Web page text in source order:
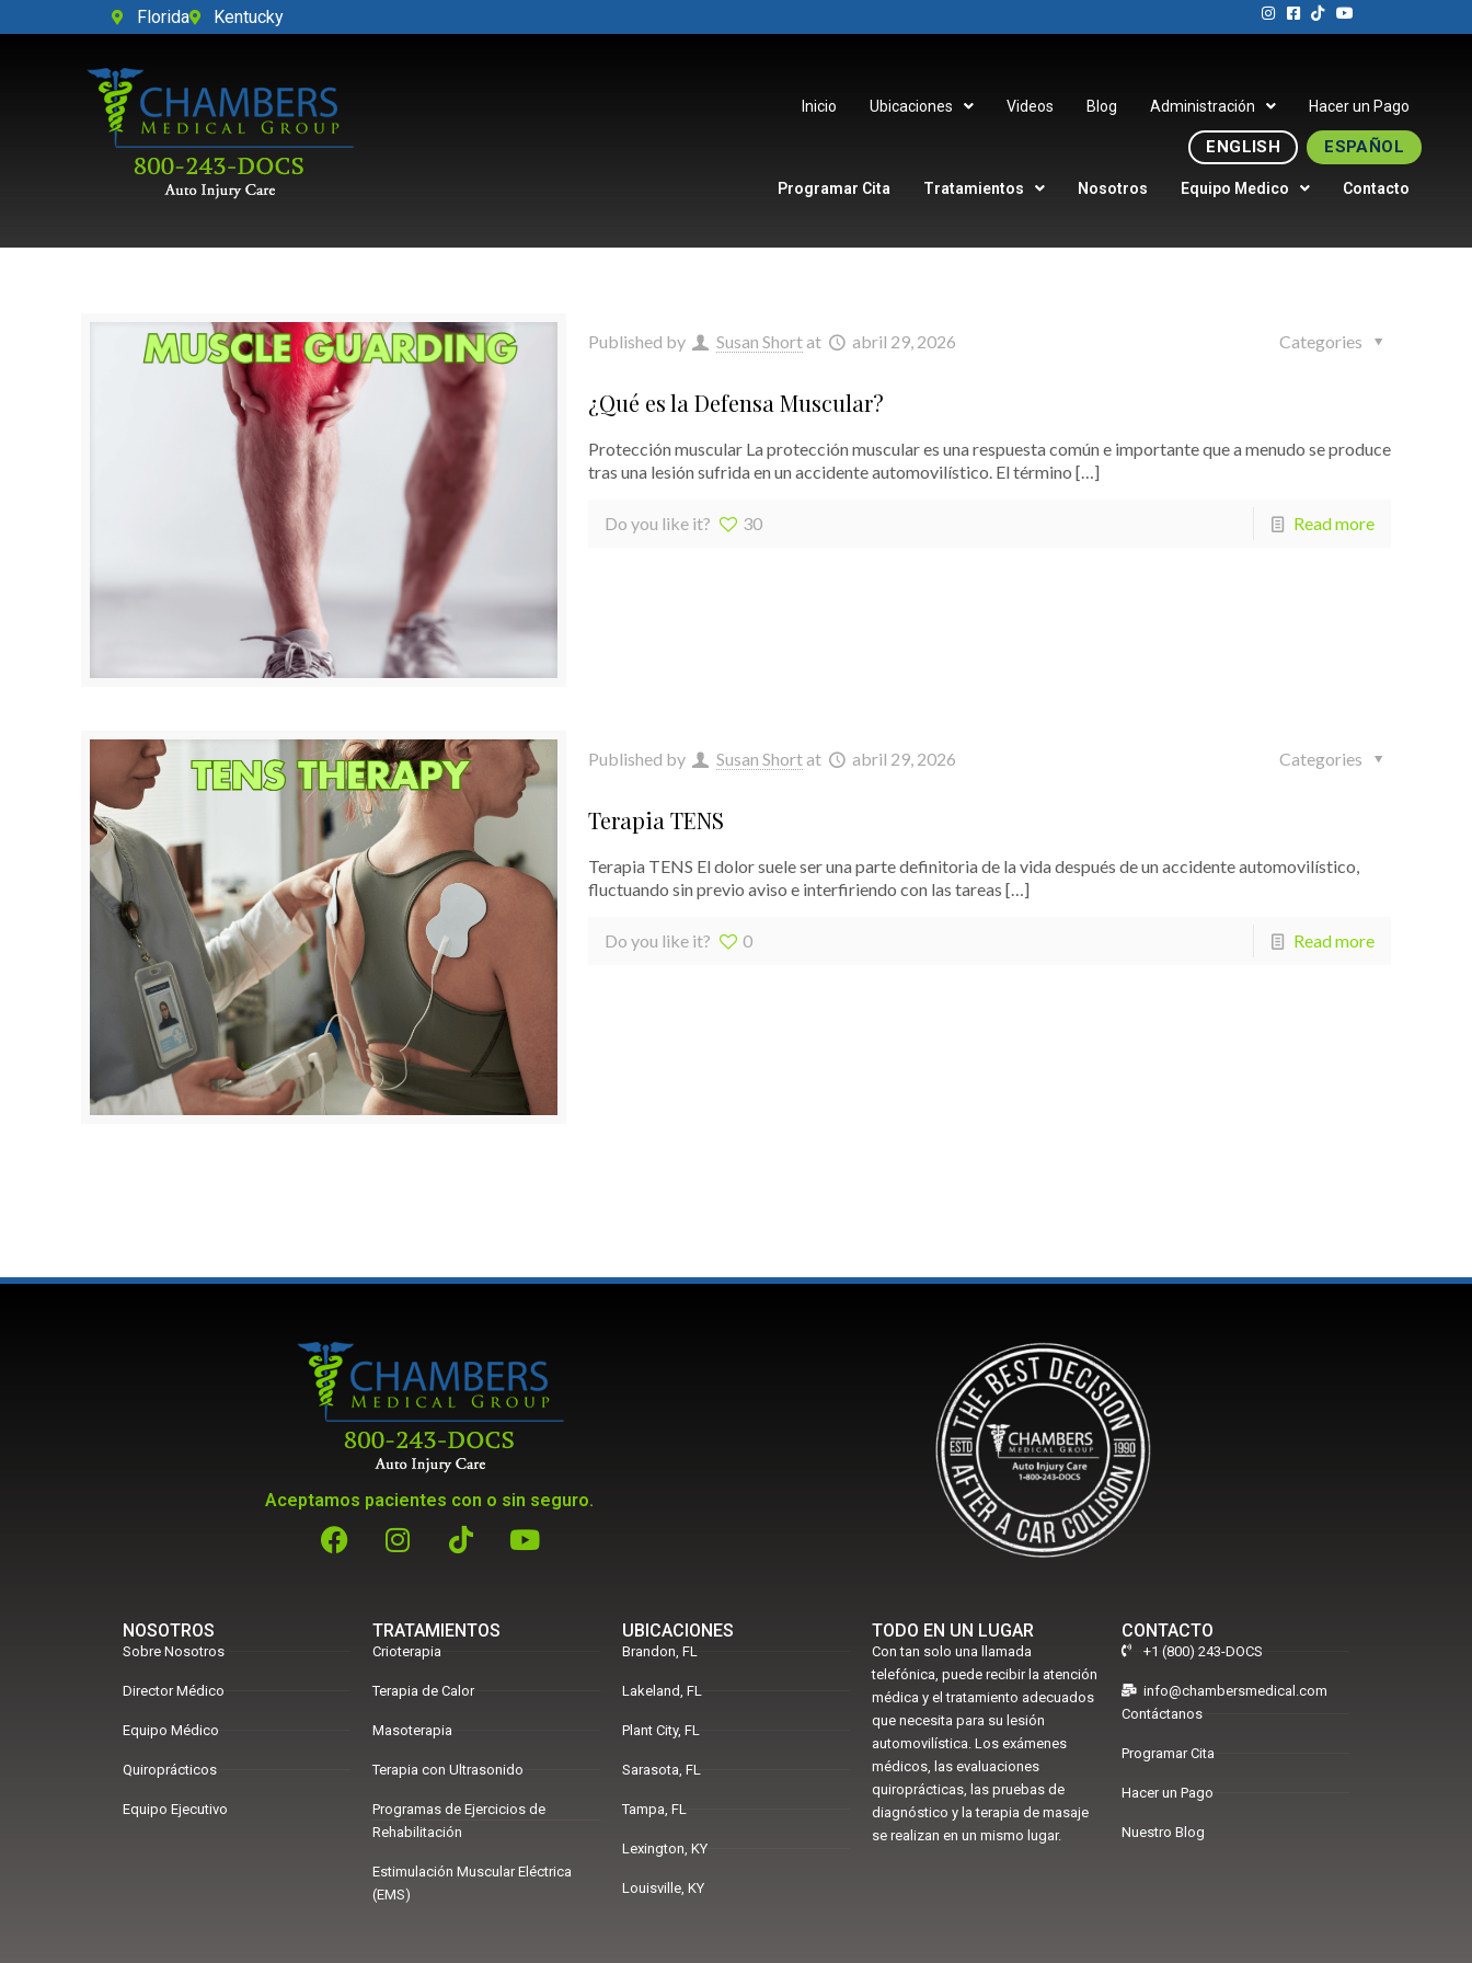
Florida Kentucky
Inicio Ubicaciones Videos Blog Administración Hacer un Pago
ENGLISH ESPAÑOL
Programar Cita Tratamientos Nosotros Equipo Medico Contacto
Published by Susan Shortat abril 29, 2026 Categories
¿Qué es la Defensa Muscular?
Protección muscular La protección muscular es una respuesta común e importante que a menudo se produce
tras una lesión sufrida en un accidente automovilístico. El término […]
Do you like it? 30 Read more
Published by Susan Shortat abril 29, 2026 Categories
Terapia TENS
Terapia TENS El dolor suele ser una parte definitoria de la vida después de un accidente automovilístico,
fluctuando sin previo aviso e interfiriendo con las tareas […]
Do you like it? 0 Read more
Aceptamos pacientes con o sin seguro.
NOSOTROS
Sobre Nosotros
Director Médico
Equipo Médico
Quiroprácticos
Equipo Ejecutivo
TRATAMIENTOS
Crioterapia
Terapia de Calor
Masoterapia
Terapia con Ultrasonido
Programas de Ejercicios de
Rehabilitación
Estimulación Muscular Eléctrica
(EMS)
UBICACIONES
Brandon, FL
Lakeland, FL
Plant City, FL
Sarasota, FL
Tampa, FL
Lexington, KY
Louisville, KY
TODO EN UN LUGAR
Con tan solo una llamada
telefónica, puede recibir la atención
médica y el tratamiento adecuados
que necesita para su lesión
automovilística. Los exámenes
médicos, las evaluaciones
quiroprácticas, las pruebas de
diagnóstico y la terapia de masaje
se realizan en un mismo lugar.
CONTACTO
+1 (800) 243-DOCS
info@chambersmedical.com
Contáctanos
Programar Cita
Hacer un Pago
Nuestro Blog